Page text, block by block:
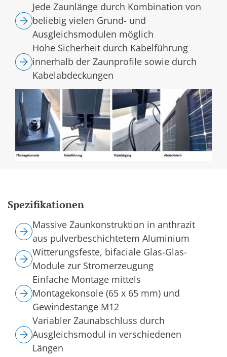
Jede Zaunlänge durch Kombination von
beliebig vielen Grund- und
Ausgleichsmodulen möglich
Hohe Sicherheit durch Kabelführung
innerhalb der Zaunprofile sowie durch
Kabelabdeckungen
Spezifikationen
Massive Zaunkonstruktion in anthrazit
aus pulverbeschichtetem Aluminium
Witterungsfeste, bifaciale Glas-Glas-
Module zur Stromerzeugung
Einfache Montage mittels
Montagekonsole (65 x 65 mm) und
Gewindestange M12
Variabler Zaunabschluss durch
Ausgleichsmodul in verschiedenen
Längen